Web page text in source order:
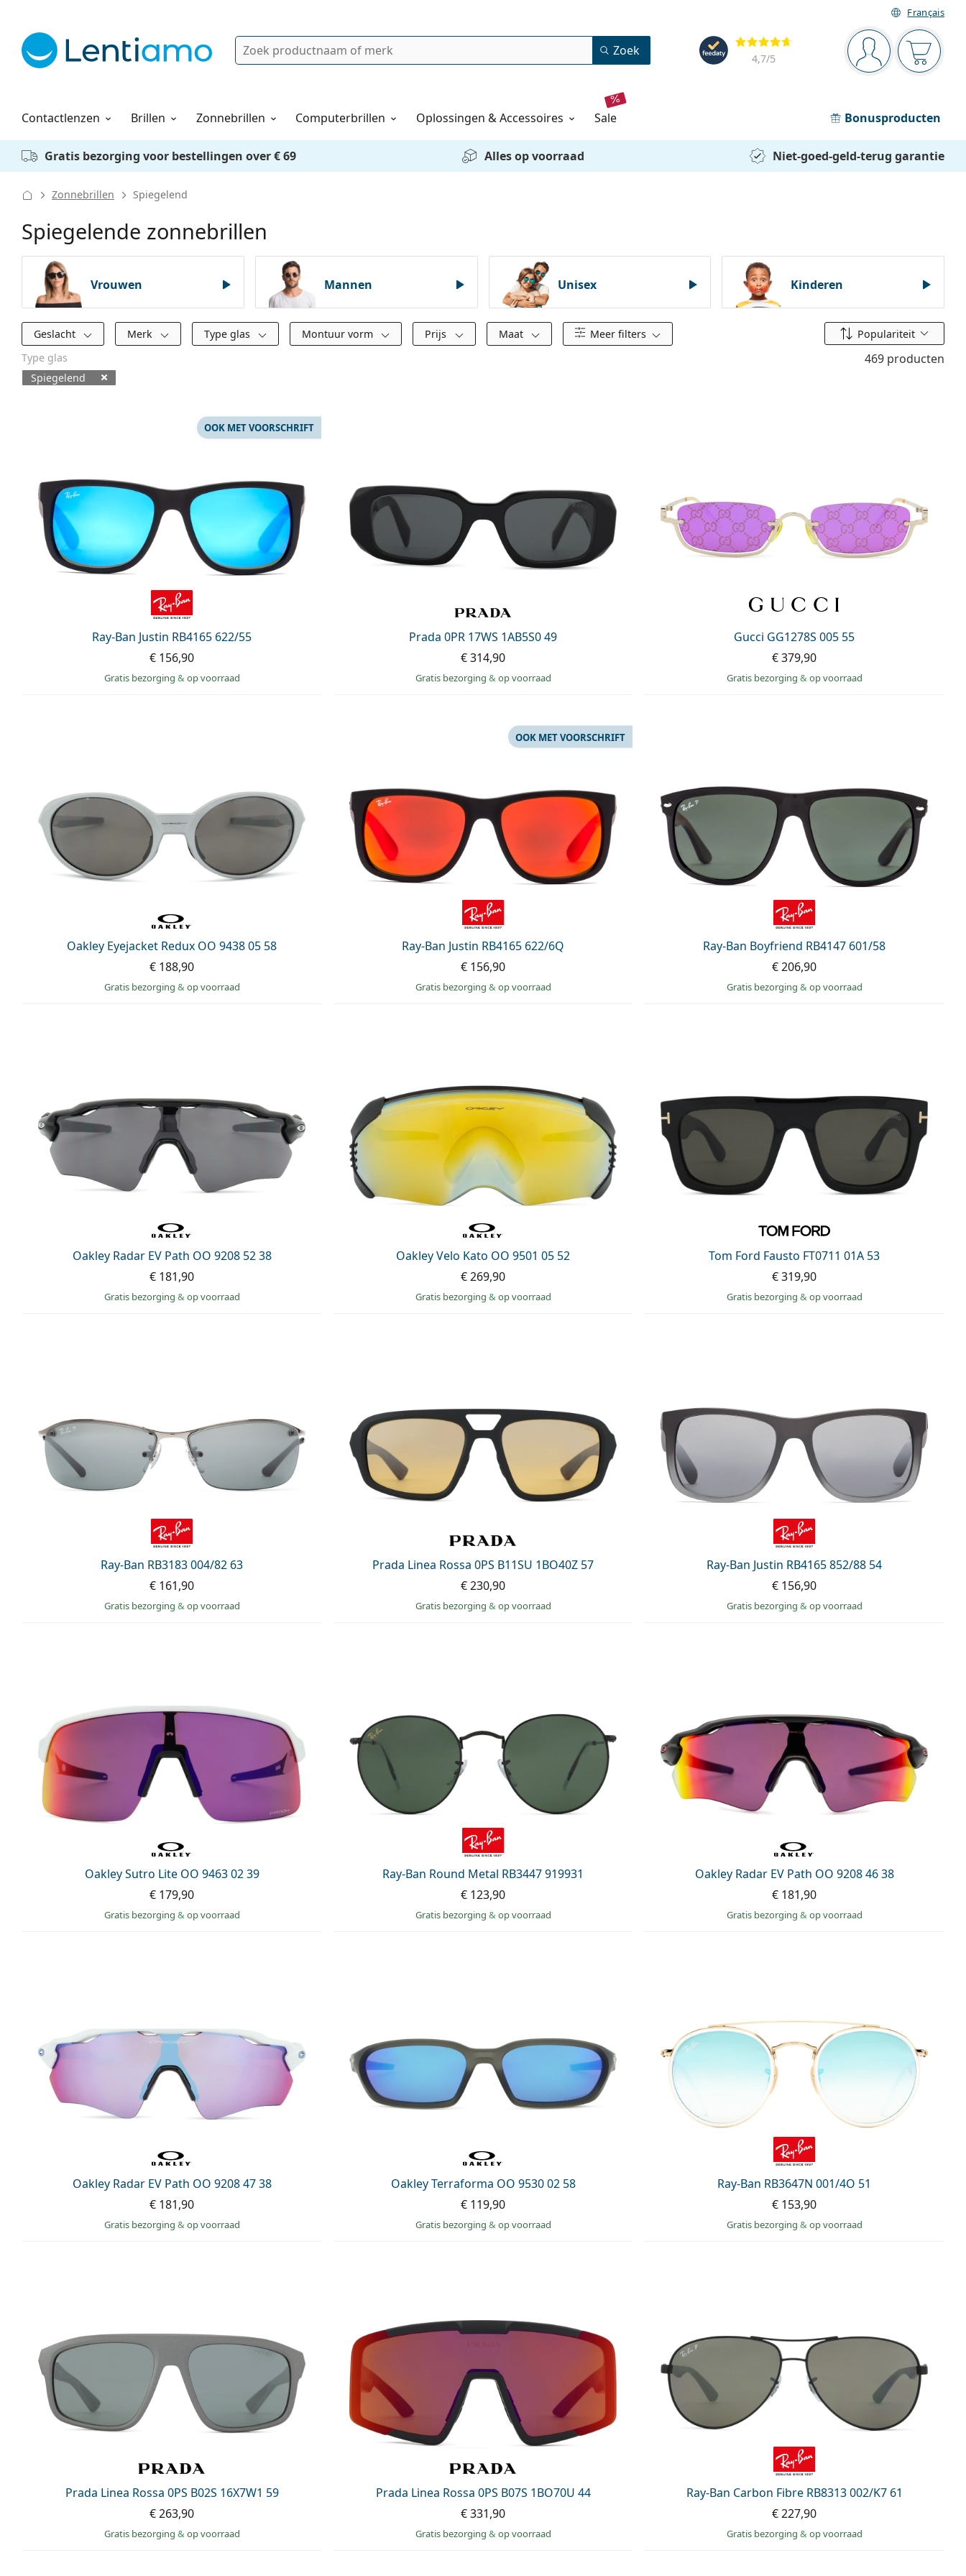
Français
Navigatie
Je bent ingelogd
Jouw
Beoordelingen
4,7/5
Zoek Zoek
Contactlenzen
Lenzenvloeistoffen Brillen Zonnebrillen Computerbrillen Oplossingen & Accessoires sale Bonusproducten
Hoe bestellen
Gratis bezorging voor bestellingen over € 69 Alles op voorraad Niet-goed-geld-terug garantie
Zonnebrillen Spiegelend
Spiegelende zonnebrillen
Vrouwen Mannen Unisex Kinderen
Filters
Geslacht Merk Type glas Montuur vorm Prijs Maat Meer filters Sorteer op
Populariteit
Type glas
Spiegelend
469 producten
Beschikbare producten
Ray-Ban Justin RB4165 622/55
OOK MET VOORSCHRIFT
€ 156,90
Gratis bezorging & op voorraad
Prada 0PR 17WS 1AB5S0 49
€ 314,90
Gratis bezorging & op voorraad
Gucci GG1278S 005 55
€ 379,90
Gratis bezorging & op voorraad
Oakley Eyejacket Redux OO 9438 05 58
€ 188,90
Gratis bezorging & op voorraad
Ray-Ban Justin RB4165 622/6Q
OOK MET VOORSCHRIFT
€ 156,90
Gratis bezorging & op voorraad
Ray-Ban Boyfriend RB4147 601/58
€ 206,90
Gratis bezorging & op voorraad
Oakley Radar EV Path OO 9208 52 38
€ 181,90
Gratis bezorging & op voorraad
Oakley Velo Kato OO 9501 05 52
€ 269,90
Gratis bezorging & op voorraad
Tom Ford Fausto FT0711 01A 53
€ 319,90
Gratis bezorging & op voorraad
Ray-Ban RB3183 004/82 63
€ 161,90
Gratis bezorging & op voorraad
Prada Linea Rossa 0PS B11SU 1BO40Z 57
€ 230,90
Gratis bezorging & op voorraad
Ray-Ban Justin RB4165 852/88 54
€ 156,90
Gratis bezorging & op voorraad
Oakley Sutro Lite OO 9463 02 39
€ 179,90
Gratis bezorging & op voorraad
Ray-Ban Round Metal RB3447 919931
€ 123,90
Gratis bezorging & op voorraad
Oakley Radar EV Path OO 9208 46 38
€ 181,90
Gratis bezorging & op voorraad
Oakley Radar EV Path OO 9208 47 38
€ 181,90
Gratis bezorging & op voorraad
Oakley Terraforma OO 9530 02 58
€ 119,90
Gratis bezorging & op voorraad
Ray-Ban RB3647N 001/4O 51
€ 153,90
Gratis bezorging & op voorraad
Prada Linea Rossa 0PS B02S 16X7W1 59
€ 263,90
Gratis bezorging & op voorraad
Prada Linea Rossa 0PS B07S 1BO70U 44
€ 331,90
Gratis bezorging & op voorraad
Ray-Ban Carbon Fibre RB8313 002/K7 61
€ 227,90
Gratis bezorging & op voorraad